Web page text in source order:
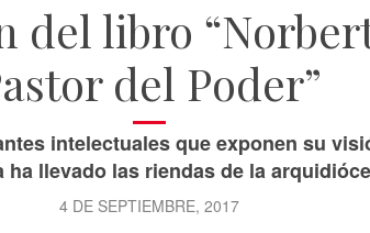
del libro
del Poder”
intelectuales que exponen su
ha llevado las riendas de la
4 DE SEPTIEMBRE, 2017